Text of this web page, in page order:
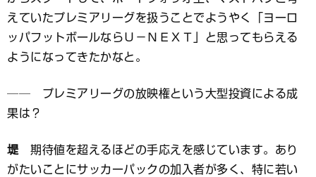
えていたプレミアリーグを扱うことでようやく「ヨーロ
ッパフットボールならＵ－ＮＥＸＴ」と思ってもらえる
ようになってきたかなと。
── プレミアリーグの放映権という大型投資による成
果は？
堤 期待値を超えるほどの手応えを感じています。あり
がたいことにサッカーパックの加入者が多く、特に若い